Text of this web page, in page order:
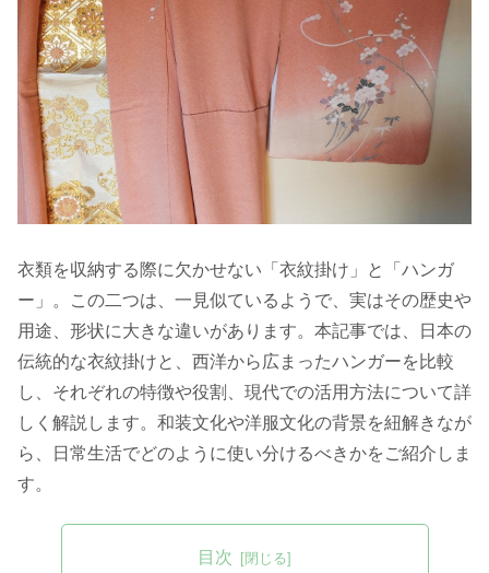
衣類を収納する際に欠かせない「衣紋掛け」と「ハンガ
ー」。この二つは、一見似ているようで、実はその歴史や
用途、形状に大きな違いがあります。本記事では、日本の
伝統的な衣紋掛けと、西洋から広まったハンガーを比較
し、それぞれの特徴や役割、現代での活用方法について詳
しく解説します。和装文化や洋服文化の背景を紐解きなが
ら、日常生活でどのように使い分けるべきかをご紹介しま
す。
目次